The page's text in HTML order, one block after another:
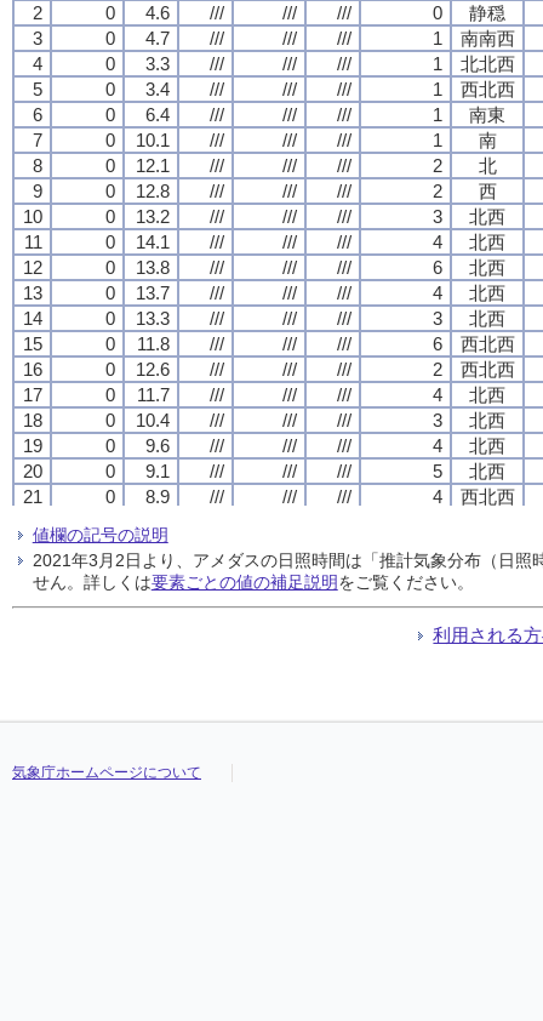
2
0 4.6 /// /// /// 0
静穏
3
0 4.7 /// /// /// 1
南南西
4
0 3.3 /// /// /// 1
北北西
5
0 3.4 /// /// /// 1
西北西
6
0 6.4 /// /// /// 1
南東
7
0 10.1 /// /// /// 1
南
8
0 12.1 /// /// /// 2
北
9
0 12.8 /// /// /// 2
西
10
0 13.2 /// /// /// 3
北西
11
0 14.1 /// /// /// 4
北西
12
0 13.8 /// /// /// 6
北西
13
0 13.7 /// /// /// 4
北西
14
0 13.3 /// /// /// 3
北西
15
0 11.8 /// /// /// 6
西北西
16
0 12.6 /// /// /// 2
西北西
17
0 11.7 /// /// /// 4
北西
18
0 10.4 /// /// /// 3
北西
19
0 9.6 /// /// /// 4
北西
20
0 9.1 /// /// /// 5
北西
21
0 8.9 /// /// /// 4
西北西
23
0 8.0
北西
24
0 7.9 /// /// /// 4 北西
2
0 4.6 /// /// /// 0
静穏
3
0 4.7 /// /// /// 1
南南西
4
0 3.3 /// /// /// 1
北北西
5
0 3.4 /// /// /// 1
西北西
6
0 6.4 /// /// /// 1
南東
7
0 10.1 /// /// /// 1
南
8
0 12.1 /// /// /// 2
北
9
0 12.8 /// /// /// 2
西
10
0 13.2 /// /// /// 3
北西
11
0 14.1 /// /// /// 4
北西
12
0 13.8 /// /// /// 6
北西
13
0 13.7 /// /// /// 4
北西
14
0 13.3 /// /// /// 3
北西
15
0 11.8 /// /// /// 6
西北西
16
0 12.6 /// /// /// 2
西北西
17
0 11.7 /// /// /// 4
北西
18
0 10.4 /// /// /// 3
北西
19
0 9.6 /// /// /// 4
北西
20
0 9.1 /// /// /// 5
北西
21
0 8.9 /// /// /// 4
西北西
23
0 8.0
北西
24
0 7.9 /// /// /// 4 北西
2
0 4.6 /// /// /// 0
静穏
3
0 4.7 /// /// /// 1
南南西
4
0 3.3 /// /// /// 1
北北西
5
0 3.4 /// /// /// 1
西北西
6
0 6.4 /// /// /// 1
南東
7
0 10.1 /// /// /// 1
南
8
0 12.1 /// /// /// 2
北
9
0 12.8 /// /// /// 2
西
10
0 13.2 /// /// /// 3
北西
11
0 14.1 /// /// /// 4
北西
12
0 13.8 /// /// /// 6
北西
13
0 13.7 /// /// /// 4
北西
14
0 13.3 /// /// /// 3
北西
15
0 11.8 /// /// /// 6
西北西
16
0 12.6 /// /// /// 2
西北西
17
0 11.7 /// /// /// 4
北西
18
0 10.4 /// /// /// 3
北西
19
0 9.6 /// /// /// 4
北西
20
0 9.1 /// /// /// 5
北西
21
0 8.9 /// /// /// 4
西北西
23
0 8.0
北西
24
0 7.9 /// /// /// 4 北西
2
0 4.6 /// /// /// 0
静穏
3
0 4.7 /// /// /// 1
南南西
4
0 3.3 /// /// /// 1
北北西
5
0 3.4 /// /// /// 1
西北西
6
0 6.4 /// /// /// 1
南東
7
0 10.1 /// /// /// 1
南
8
0 12.1 /// /// /// 2
北
9
0 12.8 /// /// /// 2
西
10
0 13.2 /// /// /// 3
北西
11
0 14.1 /// /// /// 4
北西
12
0 13.8 /// /// /// 6
北西
13
0 13.7 /// /// /// 4
北西
14
0 13.3 /// /// /// 3
北西
15
0 11.8 /// /// /// 6
西北西
16
0 12.6 /// /// /// 2
西北西
17
0 11.7 /// /// /// 4
北西
18
0 10.4 /// /// /// 3
北西
19
0 9.6 /// /// /// 4
北西
20
0 9.1 /// /// /// 5
北西
21
0 8.9 /// /// /// 4
西北西
23
0 8.0
北西
24
0 7.9 /// /// /// 4 北西
値欄の記号の説明
2021年3月2日より、アメダスの日照時間は「推計気象分布（日
せん。詳しくは要素ごとの値の補足説明をご覧ください。
利用される
気象庁ホームページについて